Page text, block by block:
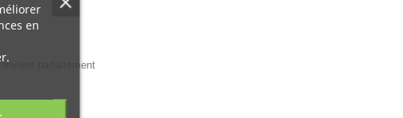
parfaitement
en